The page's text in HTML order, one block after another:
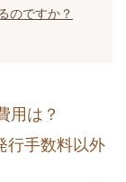
のですか？
用は？
行手数料以外